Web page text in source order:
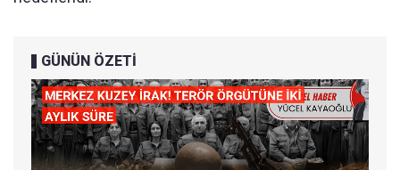
GÜNÜN ÖZETİ